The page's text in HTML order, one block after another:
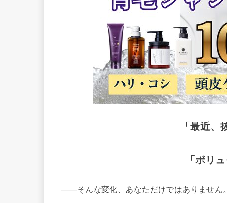
「最近、
「ボリ
——そんな変化、あなただけではありません。